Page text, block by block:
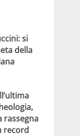
si
della
rassegna
record